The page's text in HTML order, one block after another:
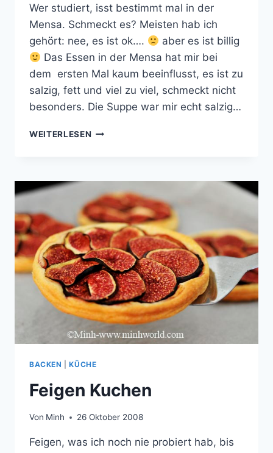
Wer studiert, isst bestimmt mal in der
Mensa. Schmeckt es? Meisten hab ich
gehört: nee, es ist ok….
aber es ist billig
Das Essen in der Mensa hat mir bei
dem ersten Mal kaum beeinflusst, es ist zu
salzig, fett und viel zu viel, schmeckt nicht
besonders. Die Suppe war mir echt salzig…
WEITERLESEN MENSAESSEN/KANTINESSEN
BACKEN |KÜCHE
Feigen Kuchen
Von Minh 26 Oktober 2008
Feigen, was ich noch nie probiert hab, bis